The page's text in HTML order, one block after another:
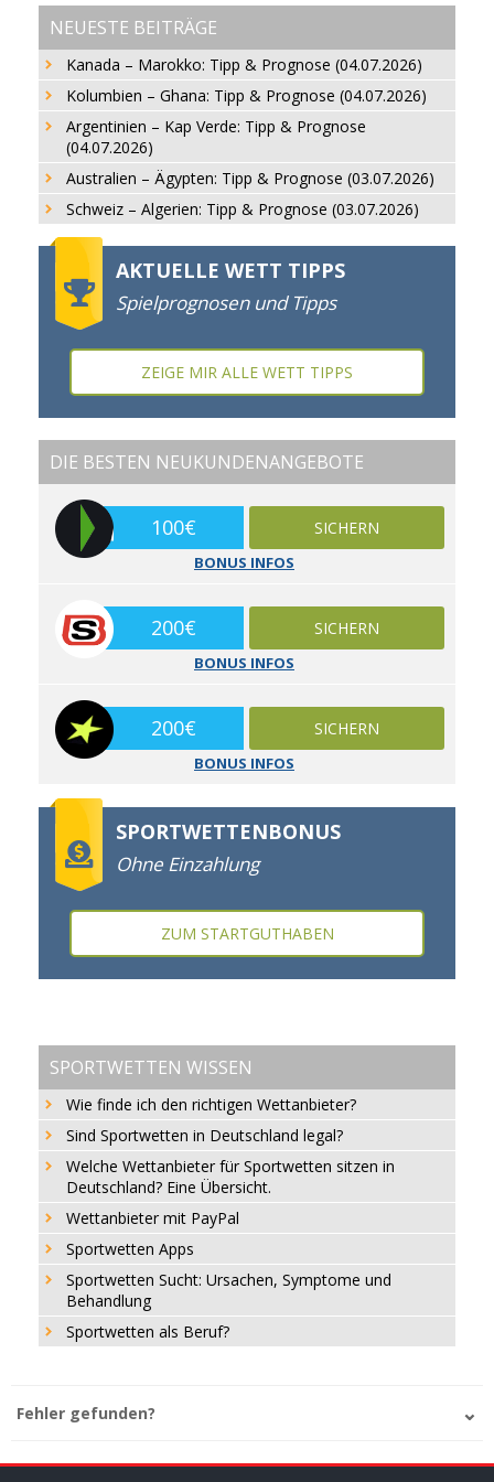
NEUESTE BEITRÄGE
Kanada – Marokko: Tipp & Prognose (04.07.2026)
Kolumbien – Ghana: Tipp & Prognose (04.07.2026)
Argentinien – Kap Verde: Tipp & Prognose
(04.07.2026)
Australien – Ägypten: Tipp & Prognose (03.07.2026)
Schweiz – Algerien: Tipp & Prognose (03.07.2026)
AKTUELLE WETT TIPPS
Spielprognosen und Tipps
ZEIGE MIR ALLE WETT TIPPS
DIE BESTEN NEUKUNDENANGEBOTE
100€ SICHERN
BONUS INFOS
200€ SICHERN
BONUS INFOS
200€ SICHERN
BONUS INFOS
SPORTWETTENBONUS
Ohne Einzahlung
ZUM STARTGUTHABEN
SPORTWETTEN WISSEN
Wie finde ich den richtigen Wettanbieter?
Sind Sportwetten in Deutschland legal?
Welche Wettanbieter für Sportwetten sitzen in
Deutschland? Eine Übersicht.
Wettanbieter mit PayPal
Sportwetten Apps
Sportwetten Sucht: Ursachen, Symptome und
Behandlung
Sportwetten als Beruf?
Fehler gefunden?